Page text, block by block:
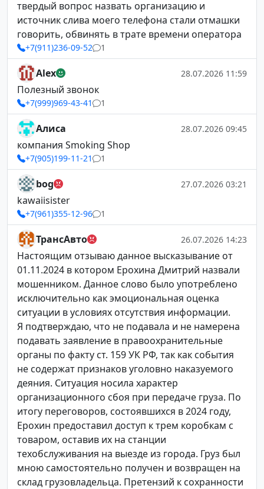
твердый вопрос назвать организацию и
источник слива моего телефона стали отмашки
говорить, обвинять в трате времени оператора
+7(911)236-09-52 1
Alex 28.07.2026 11:59
Полезный звонок
+7(999)969-43-41 1
Алиса 28.07.2026 09:45
компания Smoking Shop
+7(905)199-11-21 1
bog 27.07.2026 03:21
kawaiisister
+7(961)355-12-96 1
ТрансАвто 26.07.2026 14:23
Настоящим отзываю данное высказывание от
01.11.2024 в котором Ерохина Дмитрий назвали
мошенником. Данное слово было употреблено
исключительно как эмоциональная оценка
ситуации в условиях отсутствия информации.
Я подтверждаю, что не подавала и не намерена
подавать заявление в правоохранительные
органы по факту ст. 159 УК РФ, так как события
не содержат признаков уголовно наказуемого
деяния. Ситуация носила характер
организационного сбоя при передаче груза. По
итогу переговоров, состоявшихся в 2024 году,
Ерохин предоставил доступ к трем коробкам с
товаром, оставив их на станции
техобслуживания на выезде из города. Груз был
мною самостоятельно получен и возвращен на
склад грузовладельца. Претензий к сохранности